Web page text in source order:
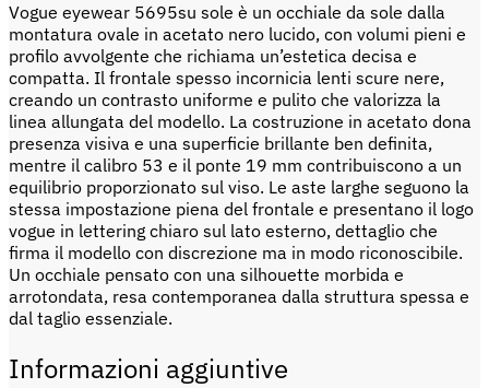
Vogue eyewear 5695su sole è un occhiale da sole dalla
montatura ovale in acetato nero lucido, con volumi pieni e
profilo avvolgente che richiama un’estetica decisa e
compatta. Il frontale spesso incornicia lenti scure nere,
creando un contrasto uniforme e pulito che valorizza la
linea allungata del modello. La costruzione in acetato dona
presenza visiva e una superficie brillante ben definita,
mentre il calibro 53 e il ponte 19 mm contribuiscono a un
equilibrio proporzionato sul viso. Le aste larghe seguono la
stessa impostazione piena del frontale e presentano il logo
vogue in lettering chiaro sul lato esterno, dettaglio che
firma il modello con discrezione ma in modo riconoscibile.
Un occhiale pensato con una silhouette morbida e
arrotondata, resa contemporanea dalla struttura spessa e
dal taglio essenziale.
Informazioni aggiuntive